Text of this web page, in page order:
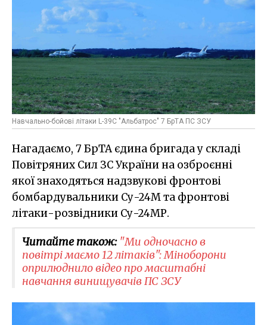
Навчально-бойові літаки L-39C "Альбатрос" 7 БрТА ПС ЗСУ
Нагадаємо, 7 БрТА єдина бригада у складі
Повітряних Сил ЗС України на озброєнні
якої знаходяться надзвукові фронтові
бомбардувальники Су-24М та фронтові
літаки-розвідники Су-24МР.
Читайте також: "Ми одночасно в
повітрі маємо 12 літаків": Міноборони
оприлюднило відео про масштабні
навчання винищувачів ПС ЗСУ